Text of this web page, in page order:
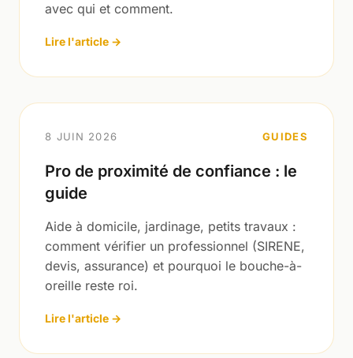
avec qui et comment.
Lire l'article →
8 JUIN 2026 GUIDES
Pro de proximité de confiance : le
guide
Aide à domicile, jardinage, petits travaux :
comment vérifier un professionnel (SIRENE,
devis, assurance) et pourquoi le bouche-à-
oreille reste roi.
Lire l'article →